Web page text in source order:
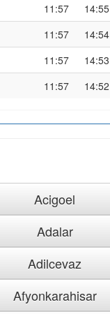
11:57 14:55
11:57 14:54
11:57 14:53
11:57 14:52
Acigoel
Adalar
Adilcevaz
Afyonkarahisar